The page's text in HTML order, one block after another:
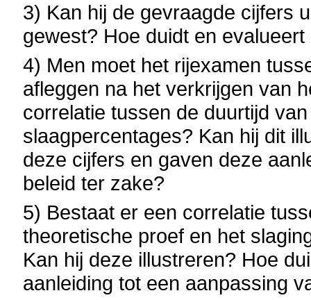
3) Kan hij de gevraagde cijfers
gewest? Hoe duidt en
4) Men moet het rijexamen
afleggen na het verkrijgen van
correlatie tussen de duurtijd
slaagpercentages? Kan hij dit
deze cijfers en gaven deze
beleid ter zake?
5) Bestaat er een correlatie
theoretische proef en het
Kan hij deze illustreren? Hoe
aanleiding tot een aanpassing